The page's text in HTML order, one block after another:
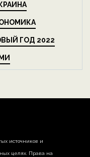
ГОД 2022
источников и
целях. Права на